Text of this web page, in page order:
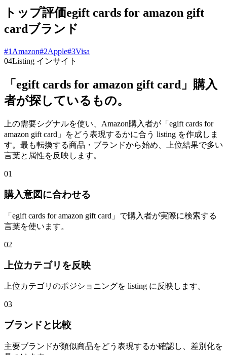
トップ評価egift cards for amazon gift
cardブランド
#1 Amazon#2Apple#3Visa
04Listing インサイト
「egift cards for amazon gift card」購入
者が探しているもの。
上の需要シグナルを使い、Amazon購入者が「egift cards for
amazon gift card」をどう表現するかに合う listing を作成しま
す。最も転換する商品・ブランドから始め、上位結果で多い
言葉と属性を反映します。
01
購入意図に合わせる
「egift cards for amazon gift card」で購入者が実際に検索する
言葉を使います。
02
上位カテゴリを反映
上位カテゴリのポジショニングを listing に反映します。
03
ブランドと比較
主要ブランドが類似商品をどう表現するか確認し、差別化を